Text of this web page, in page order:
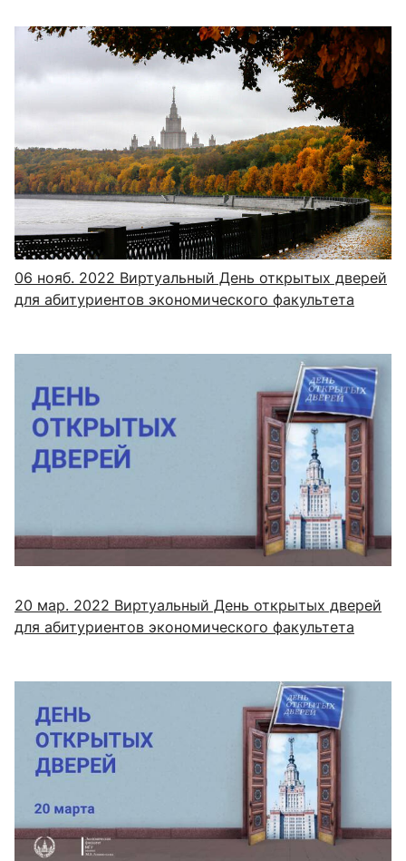
06 нояб. 2022 Виртуальный День открытых дверей
для абитуриентов экономического факультета
20 мар. 2022 Виртуальный День открытых дверей
для абитуриентов экономического факультета